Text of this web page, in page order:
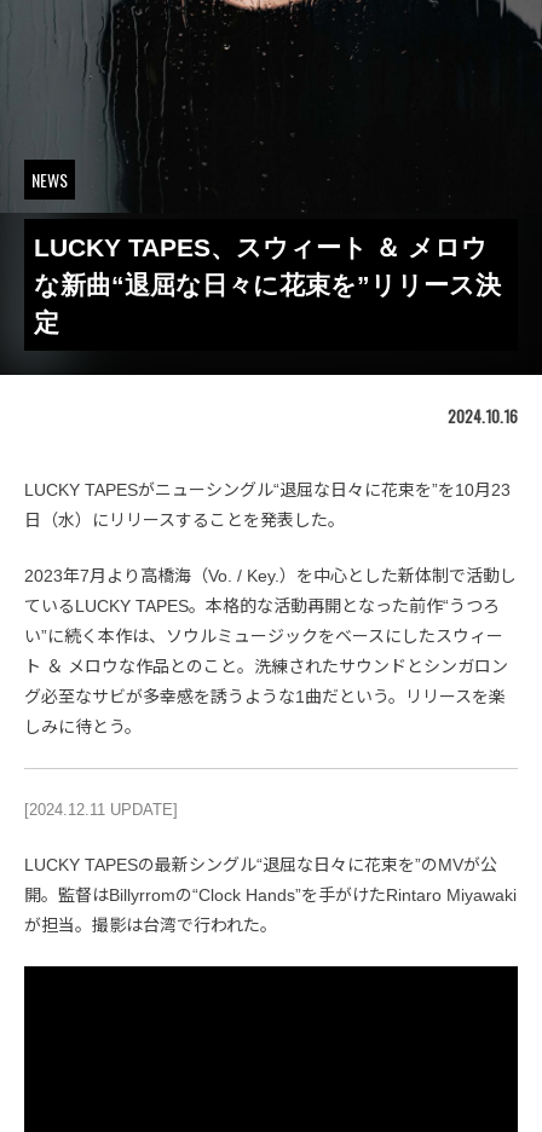
NEWS
LUCKY TAPES、スウィート ＆ メロウ
な新曲“退屈な日々に花束を”リリース決
定
2024.10.16
LUCKY TAPESがニューシングル“退屈な日々に花束を”を10月23
日（水）にリリースすることを発表した。
2023年7月より高橋海（Vo. / Key.）を中心とした新体制で活動し
ているLUCKY TAPES。本格的な活動再開となった前作“うつろ
い”に続く本作は、ソウルミュージックをベースにしたスウィー
ト ＆ メロウな作品とのこと。洗練されたサウンドとシンガロン
グ必至なサビが多幸感を誘うような1曲だという。リリースを楽
しみに待とう。
[2024.12.11 UPDATE]
LUCKY TAPESの最新シングル“退屈な日々に花束を”のMVが公
開。監督はBillyrromの“Clock Hands”を手がけたRintaro Miyawaki
が担当。撮影は台湾で行われた。